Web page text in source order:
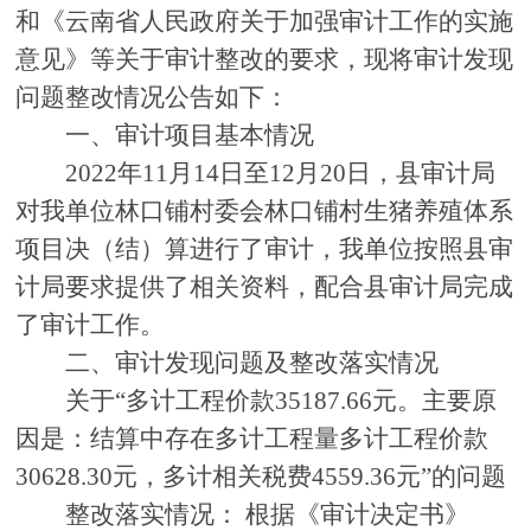
和《云南省人民政府关于加强审计工作的实施
意见》等关于审计整改的要求，现将审计发现
问题整改情况公告如下：
一、审计项目基本情况
2022年11月 14日至12月 20 日，县审计局
对我单位林口铺村委会林口铺村生猪养殖体系
项目 决（结）算进行了审计，我单位按照县审
计局要求提供了相关资料，配合县审计局完成
了审计工作。
二、审计发现问题及整改落实情况
关于“多计工程价款35187.66元。主要原
因是：结算中存在多计工程量多计工程价款
30628.30元，多计相关税费4559.36元”的问题
整改落实情况： 根据《审计决定书》